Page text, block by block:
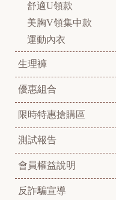
舒適U領款
美胸V領集中款
運動內衣
生理褲
優惠組合
限時特惠搶購區
測試報告
會員權益說明
反詐騙宣導